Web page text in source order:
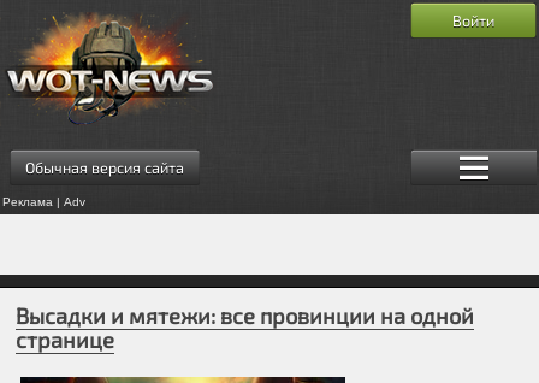
Обычная версия сайта
Реклама | Adv
Войти
Высадки и мятежи: все провинции на одной
странице